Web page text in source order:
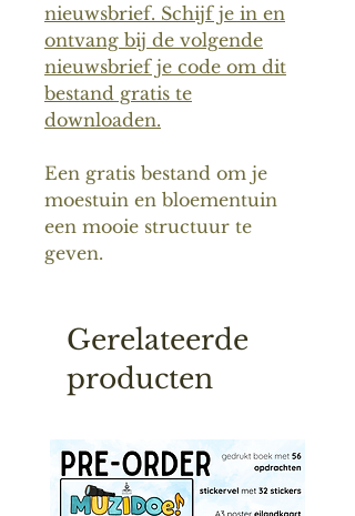
nieuwsbrief. Schijf je in en
ontvang bij de volgende
nieuwsbrief je code om dit
bestand gratis te
downloaden.
Een gratis bestand om je
moestuin en bloementuin
een mooie structuur te
geven.
Gerelateerde
producten